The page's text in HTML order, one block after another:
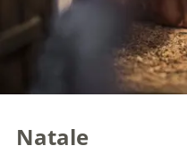
Natale